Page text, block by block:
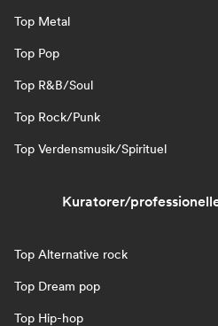
Top Metal
Top Pop
Top R&B/Soul
Top Rock/Punk
Top Verdensmusik/Spirituel
Kuratorer/
Top Alternative rock
Top Dream pop
Top Hip-hop